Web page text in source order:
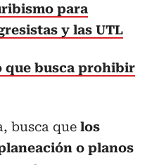
para
y las UTL
que busca prohibir
busca que los
o planos